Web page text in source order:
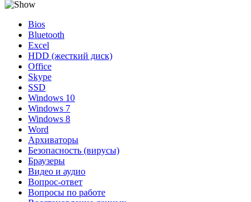
Bios
Bluetooth
Excel
HDD (жесткий диск)
Office
Skype
SSD
Windows 10
Windows 7
Windows 8
Word
Архиваторы
Безопасность (вирусы)
Браузеры
Видео и аудио
Вопрос-ответ
Вопросы по работе